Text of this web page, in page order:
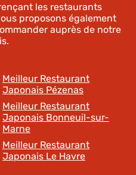
les restaurants
proposons également
auprès de notre
Meilleur Restaurant
Japonais Pézenas
Meilleur Restaurant
Japonais Bonneuil-sur-
Marne
Meilleur Restaurant
Japonais Le Havre